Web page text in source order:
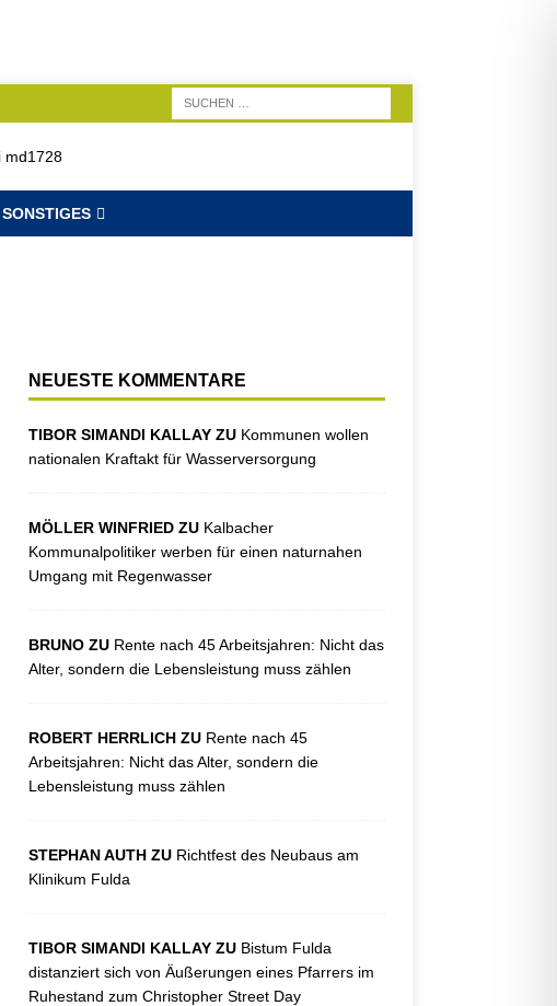
SONSTIGES
NEUESTE KOMMENTARE
TIBOR SIMANDI KALLAY ZU Kommunen wollen
nationalen Kraftakt für Wasserversorgung
MÖLLER WINFRIED ZU Kalbacher
Kommunalpolitiker werben für einen naturnahen
Umgang mit Regenwasser
BRUNO ZU Rente nach 45 Arbeitsjahren: Nicht das
Alter, sondern die Lebensleistung muss zählen
ROBERT HERRLICH ZU Rente nach 45
Arbeitsjahren: Nicht das Alter, sondern die
Lebensleistung muss zählen
STEPHAN AUTH ZU Richtfest des Neubaus am
Klinikum Fulda
TIBOR SIMANDI KALLAY ZU Bistum Fulda
distanziert sich von Äußerungen eines Pfarrers im
Ruhestand zum Christopher Street Day